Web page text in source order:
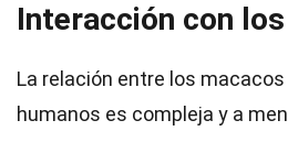
Interacción con
La relación entre los
humanos es compleja y a